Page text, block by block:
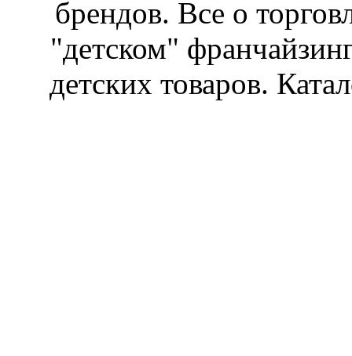
брендов. Все о
"детском"
детских товаров.